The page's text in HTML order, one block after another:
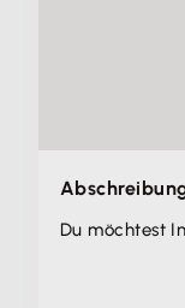
Du möchtest